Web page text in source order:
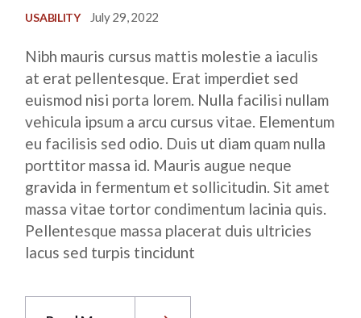
USABILITY July 29, 2022
Nibh mauris cursus mattis molestie a iaculis
at erat pellentesque. Erat imperdiet sed
euismod nisi porta lorem. Nulla facilisi nullam
vehicula ipsum a arcu cursus vitae. Elementum
eu facilisis sed odio. Duis ut diam quam nulla
porttitor massa id. Mauris augue neque
gravida in fermentum et sollicitudin. Sit amet
massa vitae tortor condimentum lacinia quis.
Pellentesque massa placerat duis ultricies
lacus sed turpis tincidunt